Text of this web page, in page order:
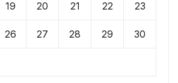
19 20 21 22 23
26 27 28 29 30